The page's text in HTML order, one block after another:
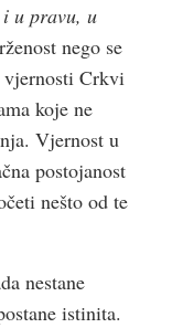
u pravu, u
nego se
vjernosti Crkvi
koje ne
Vjernost u
postojanost
nešto od te
nestane
istinita.